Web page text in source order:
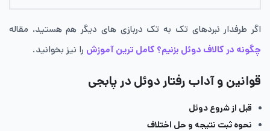
اگر طرفدار نبردهای تک به تک دربازی های دیگر هم هستید، مقاله
چگونه در کالاف دوئل بزنیم؟ کامل ترین آموزش را نیز بخوانید.
قوانین و آداب رفتار دوئل در پابجی
قبل از شروع دوئل
نحوه ثبت نتیجه و حل اختلاف